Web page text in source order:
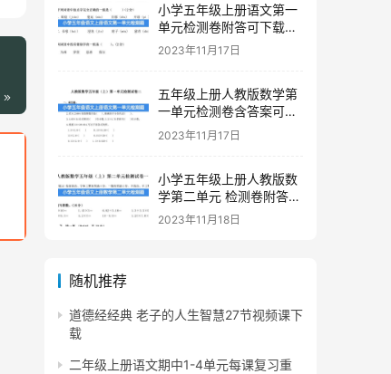
小学五年级上册语文第一
单元检测卷附答可下载打
印
2023年11月17日
五年级上册人教版数学第
一单元检测卷含答案可下
载打印
2023年11月17日
小学五年级上册人教版数
学第二单元 检测卷附答案
下载
2023年11月18日
随机推荐
道德经经典 老子的人生智慧27节视频课下
载
二年级上册语文期中1-4单元每课复习重